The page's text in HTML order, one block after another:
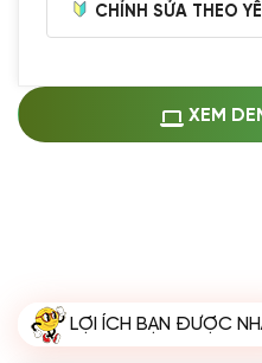
CHỈNH SỬA THEO
Thay logo +
(+100.000 VND)
(+200.000 VND)
XEM
LỢI ÍCH BẠN ĐƯỢC